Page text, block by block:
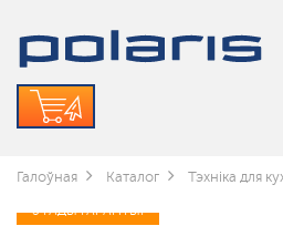
Галоўная Каталог Тэхніка для
3 ГАДЫ ГАРАНТЫІ